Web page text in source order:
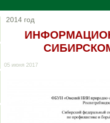
2014 год
05 июня 2017